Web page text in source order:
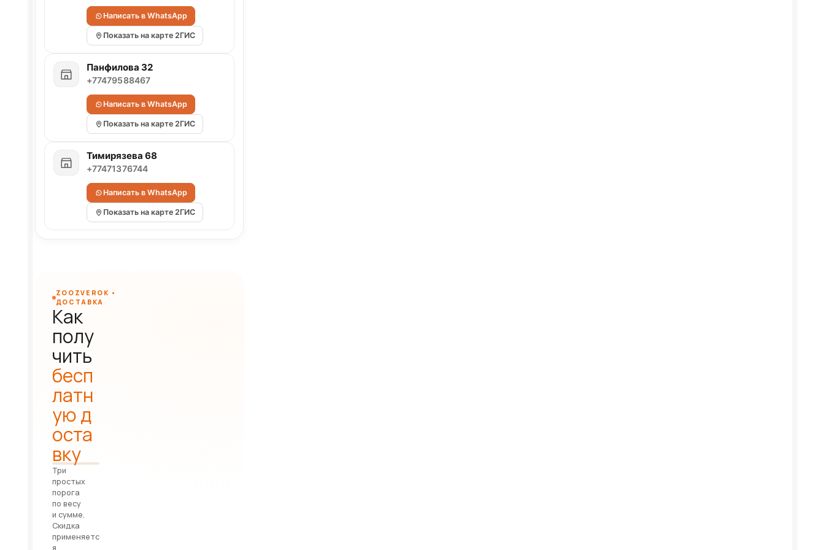
Написать в WhatsApp
Показать на карте 2ГИС
Панфилова 32
+77479588467
Написать в WhatsApp
Показать на карте 2ГИС
Тимирязева 68
+77471376744
Написать в WhatsApp
Показать на карте 2ГИС
ZOOZVEROK •
ДОСТАВКА
Как
полу
чить
бесп
латн
ую д
оста
вку
Три
простых
порога
по весу
и сумме.
Скидка
применяетс
я